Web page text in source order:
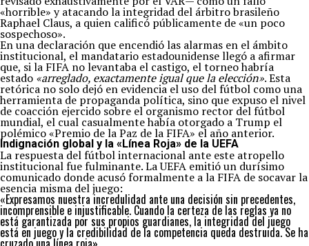
«horrible» y atacando la integridad del árbitro brasileño
Raphael Claus, a quien calificó públicamente de «un poco
sospechoso».
En una declaración que encendió las alarmas en el ámbito
institucional, el mandatario estadounidense llegó a afirmar
que, si la FIFA no levantaba el castigo, el torneo habría
estado «arreglado, exactamente igual que la elección». Esta
retórica no solo dejó en evidencia el uso del fútbol como una
herramienta de propaganda política, sino que expuso el nivel
de coacción ejercido sobre el organismo rector del fútbol
mundial, el cual casualmente había otorgado a Trump el
polémico «Premio de la Paz de la FIFA» el año anterior.
Indignación global y la «Línea Roja» de la UEFA
La respuesta del fútbol internacional ante este atropello
institucional fue fulminante. La UEFA emitió un durísimo
comunicado donde acusó formalmente a la FIFA de socavar la
esencia misma del juego:
«Expresamos nuestra incredulidad ante una decisión sin precedentes,
incomprensible e injustificable. Cuando la certeza de las reglas ya no
está garantizada por sus propios guardianes, la integridad del juego
está en juego y la credibilidad de la competencia queda destruida. Se ha